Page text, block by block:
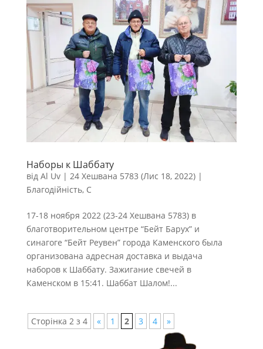
Наборы к Шаббату
від Al Uv| 24 Хешвана 5783 (Лис 18, 2022)|
Благодійність, С
17-18 ноября 2022 (23-24 Хешвана 5783) в
благотворительном центре “Бейт Барух” и
синагоге “Бейт Реувен” города Каменского была
организована адресная доставка и выдача
наборов к Шаббату. Зажигание свечей в
Каменском в 15:41. Шаббат Шалом!...
Сторінка 2 з 4 « 1 2 3 4 »